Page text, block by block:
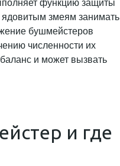
функцию защиты
ядовитым змеям занимать
бушмейстеров
численности их
и может вызвать
и где